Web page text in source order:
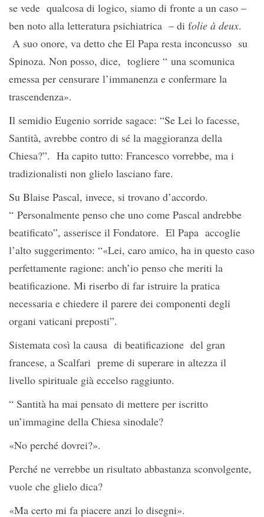
se vede qualcosa di logico, siamo di fronte a un caso –
ben noto alla letteratura psichiatrica – di folie à deux.
A suo onore, va detto che El Papa resta inconcusso su
Spinoza. Non posso, dice, togliere “ una scomunica
emessa per censurare l’immanenza e confermare la
trascendenza».
Il semidio Eugenio sorride sagace: “Se Lei lo facesse,
Santità, avrebbe contro di sé la maggioranza della
Chiesa?”. Ha capito tutto: Francesco vorrebbe, ma i
tradizionalisti non glielo lasciano fare.
Su Blaise Pascal, invece, si trovano d’accordo.
“ Personalmente penso che uno come Pascal andrebbe
beatificato”, asserisce il Fondatore. El Papa accoglie
l’alto suggerimento: “«Lei, caro amico, ha in questo caso
perfettamente ragione: anch’io penso che meriti la
beatificazione. Mi riserbo di far istruire la pratica
necessaria e chiedere il parere dei componenti degli
organi vaticani preposti”.
Sistemata così la causa di beatificazione del gran
francese, a Scalfari preme di superare in altezza il
livello spirituale già eccelso raggiunto.
“ Santità ha mai pensato di mettere per iscritto
un’immagine della Chiesa sinodale?
«No perché dovrei?».
Perché ne verrebbe un risultato abbastanza sconvolgente,
vuole che glielo dica?
«Ma certo mi fa piacere anzi lo disegni».